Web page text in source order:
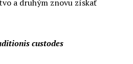
a druhým znovu získať
custodes